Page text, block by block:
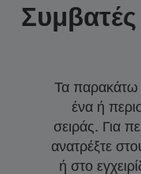
Τα παρακάτω
ένα ή
σειράς. Για
ανατρέξτε
ή στο